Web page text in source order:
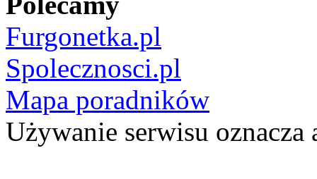
Furgonetka.pl
Spolecznosci.pl
Mapa poradników
Używanie serwisu oznacza